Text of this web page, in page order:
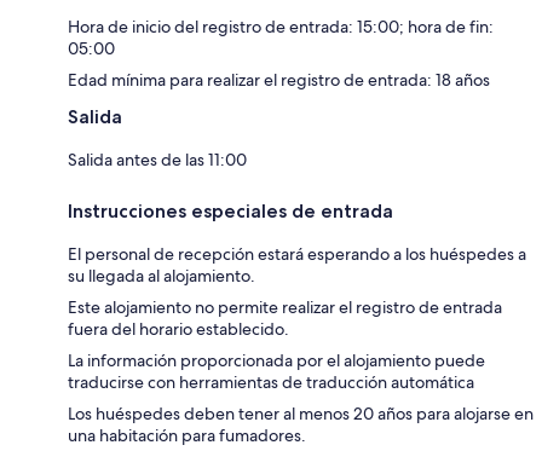
Hora de inicio del registro de entrada: 15:00; hora de fin:
05:00
Edad mínima para realizar el registro de entrada: 18 años
Salida
Salida antes de las 11:00
Instrucciones especiales de entrada
El personal de recepción estará esperando a los huéspedes a
su llegada al alojamiento.
Este alojamiento no permite realizar el registro de entrada
fuera del horario establecido.
La información proporcionada por el alojamiento puede
traducirse con herramientas de traducción automática
Los huéspedes deben tener al menos 20 años para alojarse en
una habitación para fumadores.